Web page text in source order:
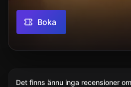
Boka
Det finns ännu inga recensioner